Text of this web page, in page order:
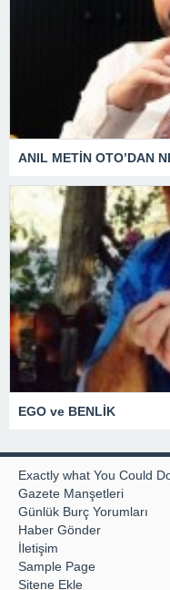
ANIL METİN OTO’DAN
EGO ve BENLİK
Exactly what You Could
Gazete Manşetleri
Günlük Burç Yorumları
Haber Gönder
İletişim
Sample Page
Sitene Ekle